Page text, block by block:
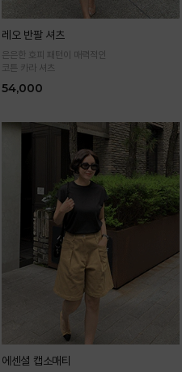
레오 반팔 셔츠
은은한 호피 패턴이 매력적인
코튼 카라 셔츠
54,000
에센셜 캡소매티